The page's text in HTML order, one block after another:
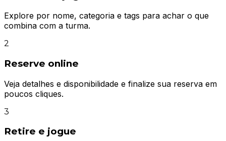
Explore por nome, categoria e tags para achar o que
combina com a turma.
2
Reserve online
Veja detalhes e disponibilidade e finalize sua reserva em
poucos cliques.
3
Retire e jogue